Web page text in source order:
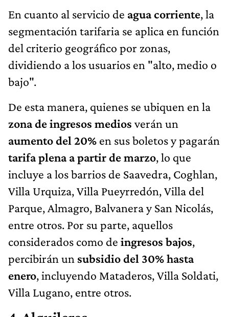
En cuanto al servicio de agua corriente, la
segmentación tarifaria se aplica en función
del criterio geográfico por zonas,
dividiendo a los usuarios en "alto, medio o
bajo".
De esta manera, quienes se ubiquen en la
zona de ingresos medios verán un
aumento del 20% en sus boletos y pagarán
tarifa plena a partir de marzo, lo que
incluye a los barrios de Saavedra, Coghlan,
Villa Urquiza, Villa Pueyrredón, Villa del
Parque, Almagro, Balvanera y San Nicolás,
entre otros. Por su parte, aquellos
considerados como de ingresos bajos,
percibirán un subsidio del 30% hasta
enero, incluyendo Mataderos, Villa Soldati,
Villa Lugano, entre otros.